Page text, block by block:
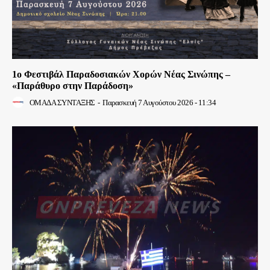
1ο Φεστιβάλ Παραδοσιακών Χορών Νέας Σινώπης –
«Παράθυρο στην Παράδοση»
ΟΜΑΔΑ ΣΥΝΤΑΞΗΣ - Παρασκευή 7 Αυγούστου 2026 - 11:34